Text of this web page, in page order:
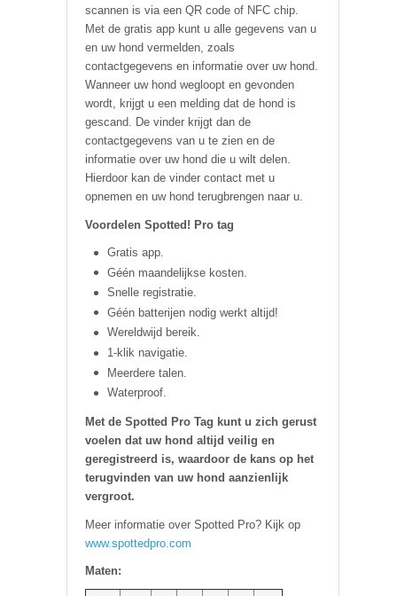
scannen is via een QR code of NFC chip.
Met de gratis app kunt u alle gegevens van u
en uw hond vermelden, zoals
contactgegevens en informatie over uw hond.
Wanneer uw hond wegloopt en gevonden
wordt, krijgt u een melding dat de hond is
gescand. De vinder krijgt dan de
contactgegevens van u te zien en de
informatie over uw hond die u wilt delen.
Hierdoor kan de vinder contact met u
opnemen en uw hond terugbrengen naar u.
Voordelen Spotted! Pro tag
Gratis app.
Géén maandelijkse kosten.
Snelle registratie.
Géén batterijen nodig werkt altijd!
Wereldwijd bereik.
1-klik navigatie.
Meerdere talen.
Waterproof.
Met de Spotted Pro Tag kunt u zich gerust
voelen dat uw hond altijd veilig en
geregistreerd is, waardoor de kans op het
terugvinden van uw hond aanzienlijk
vergroot.
Meer informatie over Spotted Pro? Kijk op
www.spottedpro.com
Maten: